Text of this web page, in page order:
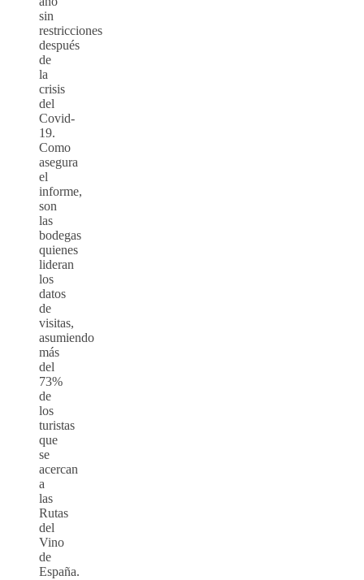
sin
restricciones
después
de
la
crisis
del
Covid-
19.
Como
asegura
el
informe,
son
las
bodegas
quienes
lideran
los
datos
de
visitas,
asumiendo
más
del
73%
de
los
turistas
que
se
acercan
a
las
Rutas
del
Vino
de
España.